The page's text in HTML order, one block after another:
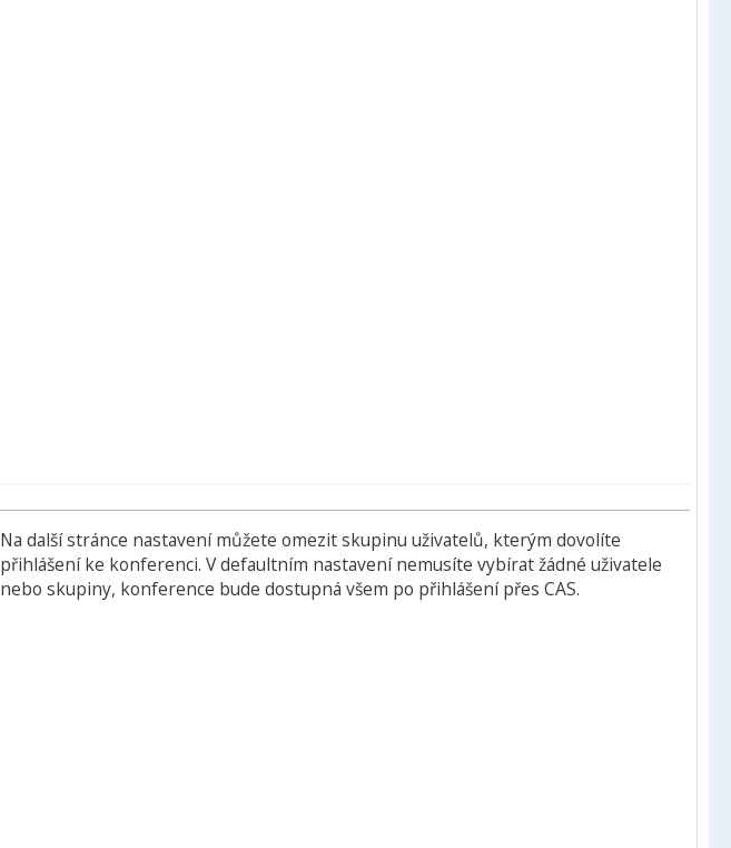
Na další stránce nastavení můžete omezit skupinu uživatelů, kterým dovolíte
přihlášení ke konferenci. V defaultním nastavení nemusíte vybírat žádné uživatele
nebo skupiny, konference bude dostupná všem po přihlášení přes CAS.